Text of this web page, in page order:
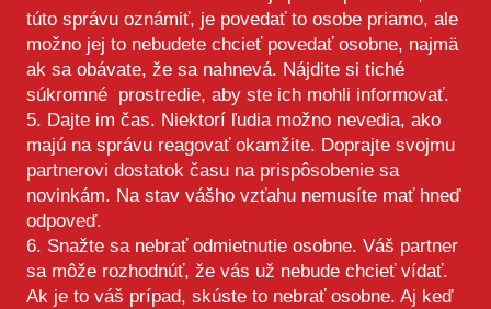
túto správu oznámiť, je povedať to osobe priamo, ale
možno jej to nebudete chcieť povedať osobne, najmä
ak sa obávate, že sa nahnevá. Nájdite si tiché
súkromné ​​ prostredie, aby ste ich mohli informovať. ⁣ ⁣
5. Dajte im čas. Niektorí ľudia možno nevedia, ako
majú na správu reagovať okamžite. Doprajte svojmu
partnerovi dostatok času na prispôsobenie sa
novinkám. Na stav vášho vzťahu nemusíte mať hneď
odpoveď.⁣ ⁣
6. Snažte sa nebrať odmietnutie osobne. Váš partner
sa môže rozhodnúť, že vás už nebude chcieť vídať.
Ak je to váš prípad, skúste to nebrať osobne. Aj keď